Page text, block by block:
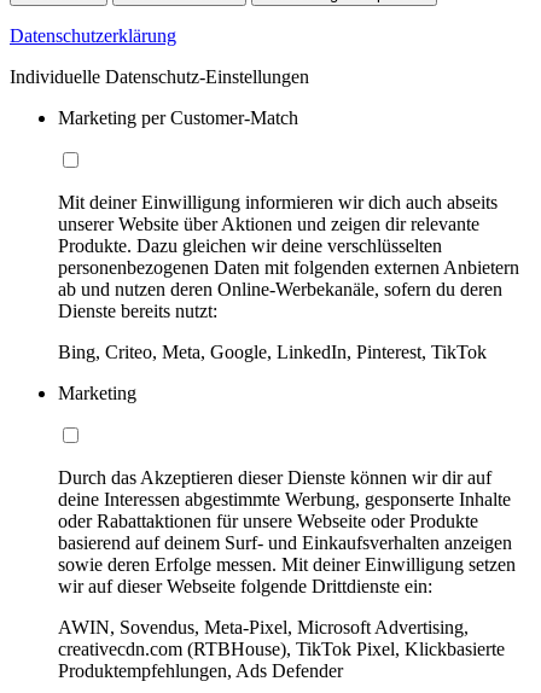
Datenschutzerklärung
Individuelle Datenschutz-Einstellungen
Marketing per Customer-Match
Mit deiner Einwilligung informieren wir dich auch abseits
unserer Website über Aktionen und zeigen dir relevante
Produkte. Dazu gleichen wir deine verschlüsselten
personenbezogenen Daten mit folgenden externen Anbietern
ab und nutzen deren Online-Werbekanäle, sofern du deren
Dienste bereits nutzt:
Bing, Criteo, Meta, Google, LinkedIn, Pinterest, TikTok
Marketing
Durch das Akzeptieren dieser Dienste können wir dir auf
deine Interessen abgestimmte Werbung, gesponserte Inhalte
oder Rabattaktionen für unsere Webseite oder Produkte
basierend auf deinem Surf- und Einkaufsverhalten anzeigen
sowie deren Erfolge messen. Mit deiner Einwilligung setzen
wir auf dieser Webseite folgende Drittdienste ein:
AWIN, Sovendus, Meta-Pixel, Microsoft Advertising,
creativecdn.com (RTBHouse), TikTok Pixel, Klickbasierte
Produktempfehlungen, Ads Defender